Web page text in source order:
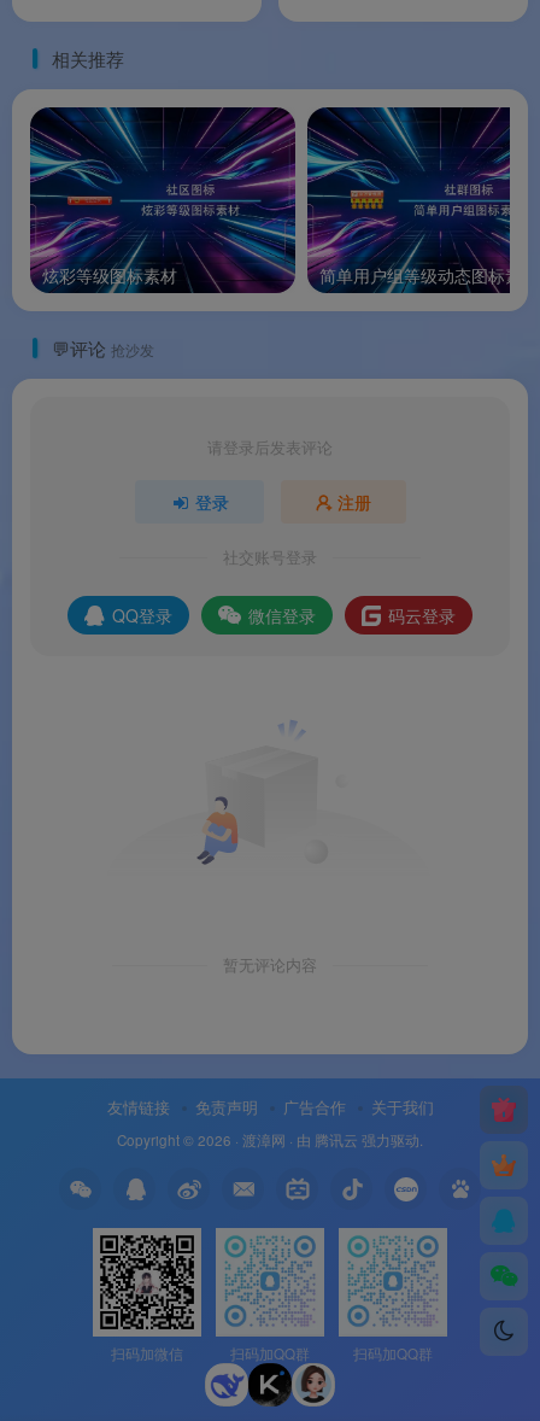
相关推荐
炫彩等级图标素材 简单用户组等级动态图标素材
💬评论 抢沙发
请登录后发表评论
登录 注册
社交账号登录
QQ登录 微信登录 码云登录
暂无评论内容
友情链接 免责声明 广告合作 关于我们
Copyright © 2026 · 渡漳网 · 由 腾讯云 强力驱动.
扫码加微信 扫码加QQ群 扫码加QQ群